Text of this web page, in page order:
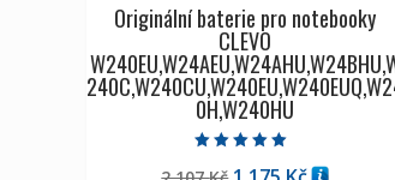
Originální baterie pro notebooky
CLEVO
0H,W240HU
5.00